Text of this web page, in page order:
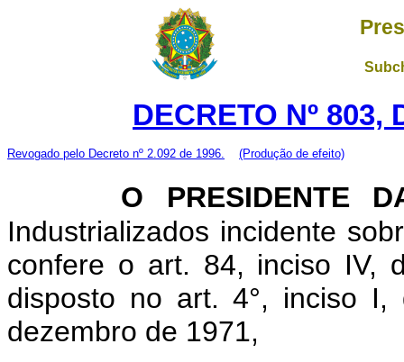
DECRETO Nº 803,
Revogado pelo Decreto nº 2.092 de 1996. (Produção de efeito)
O PRESIDENTE
Industrializados incidente
confere o art. 84, inciso IV,
disposto no art. 4°, inciso
dezembro de 1971,